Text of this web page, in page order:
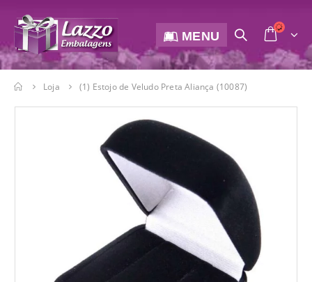
MENU
Loja (1) Estojo de Veludo Preta Aliança (10087)